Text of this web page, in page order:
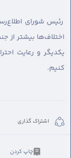
رئیس شورای
اختلاف‌ها بیشتر از
یکدیگر و رعایت
کنیم.
اشتراک گذاری
چاپ کردن